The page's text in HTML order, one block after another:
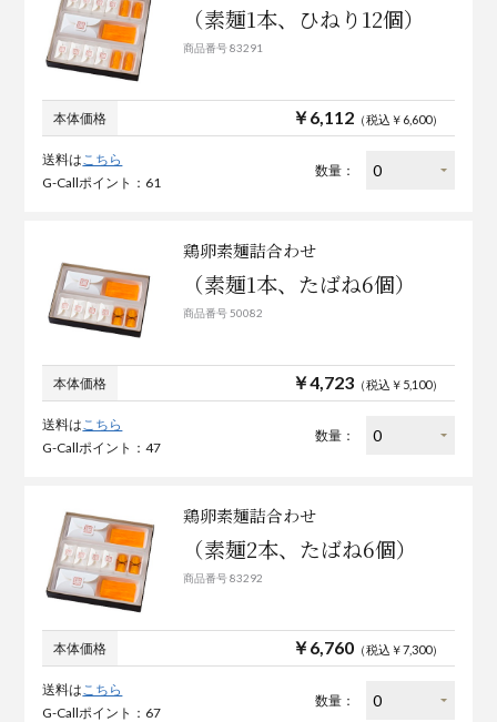
（素麺1本、ひねり12個）
商品番号 83291
本体価格 ￥6,112（税込￥6,600）
送料は こちら
G-Callポイント：61
数量：
鶏卵素麺詰合わせ
（素麺1本、たばね6個）
商品番号 50082
本体価格 ￥4,723（税込￥5,100）
送料は こちら
G-Callポイント：47
数量：
鶏卵素麺詰合わせ
（素麺2本、たばね6個）
商品番号 83292
本体価格 ￥6,760（税込￥7,300）
送料は こちら
G-Callポイント：67
数量：